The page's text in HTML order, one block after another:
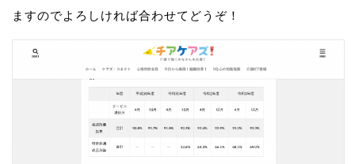
ますのでよろしければ合わせてどうぞ！